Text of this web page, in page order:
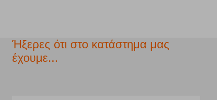
Ήξερες ότι στο κατάστημα μας
έχουμε...